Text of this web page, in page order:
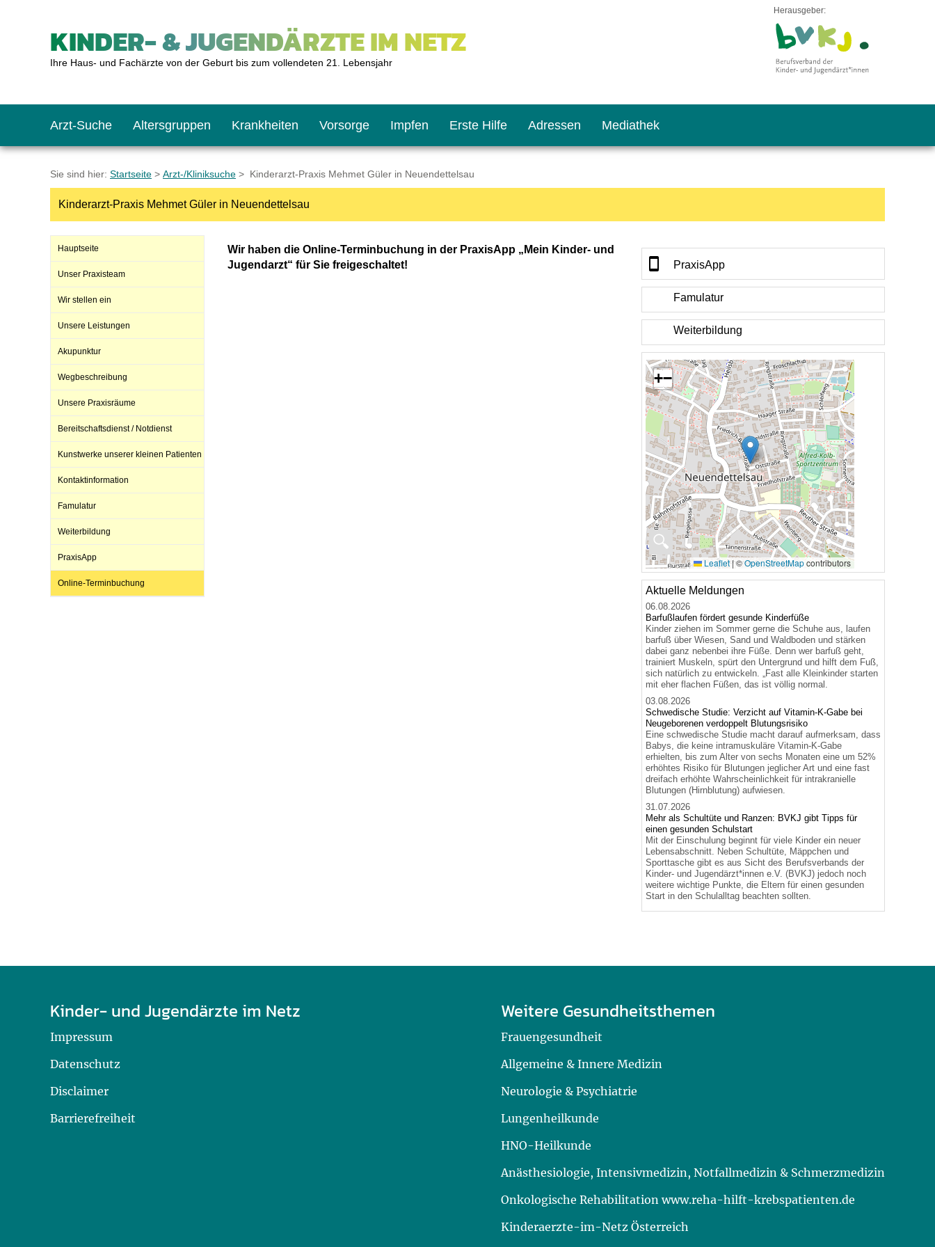
KINDER- & JUGENDÄRZTE IM NETZ
Ihre Haus- und Fachärzte von der Geburt bis zum vollendeten 21. Lebensjahr
Herausgeber:
Arzt-Suche Altersgruppen
Das erste Jahr
Schulkinder
Krankheiten Vorsorge
Baby: U1 bis U6
Schulkind: U10 bis U11
Impfen
Impfkalender
Was muss man beachten?
Erste Hilfe
Notrufnummern
Hausapotheke
Adressen
Notdienste
Gesundheitsämter
Mediathek
BMI-Rechner
Blutdruckrechner
Sie sind hier: Startseite > Arzt-/Kliniksuche > Kinderarzt-Praxis Mehmet Güler in Neuendettelsau
Kinderarzt-Praxis Mehmet Güler in Neuendettelsau
Hauptseite
Unser Praxisteam
Wir stellen ein
Unsere Leistungen
Akupunktur
Wegbeschreibung
Unsere Praxisräume
Bereitschaftsdienst / Notdienst
Kunstwerke unserer kleinen Patienten
Kontaktinformation
Famulatur
Weiterbildung
PraxisApp
Online-Terminbuchung
Wir haben die Online-Terminbuchung in der PraxisApp „Mein Kinder- und
Jugendarzt“ für Sie freigeschaltet!
PraxisApp
Famulatur
Weiterbildung
🔍
+−
Leaflet|©OpenStreetMapcontributors
Aktuelle Meldungen
06.08.2026
Barfußlaufen fördert gesunde Kinderfüße
Kinder ziehen im Sommer gerne die Schuhe aus, laufen
barfuß über Wiesen, Sand und Waldboden und stärken
dabei ganz nebenbei ihre Füße. Denn wer barfuß geht,
trainiert Muskeln, spürt den Untergrund und hilft dem Fuß,
sich natürlich zu entwickeln. „Fast alle Kleinkinder starten
mit eher flachen Füßen, das ist völlig normal.
03.08.2026
Schwedische Studie: Verzicht auf Vitamin-K-Gabe bei
Neugeborenen verdoppelt Blutungsrisiko
Eine schwedische Studie macht darauf aufmerksam, dass
Babys, die keine intramuskuläre Vitamin-K-Gabe
erhielten, bis zum Alter von sechs Monaten eine um 52%
erhöhtes Risiko für Blutungen jeglicher Art und eine fast
dreifach erhöhte Wahrscheinlichkeit für intrakranielle
Blutungen (Hirnblutung) aufwiesen.
31.07.2026
Mehr als Schultüte und Ranzen: BVKJ gibt Tipps für
einen gesunden Schulstart
Mit der Einschulung beginnt für viele Kinder ein neuer
Lebensabschnitt. Neben Schultüte, Mäppchen und
Sporttasche gibt es aus Sicht des Berufsverbands der
Kinder- und Jugendärzt*innen e.V. (BVKJ) jedoch noch
weitere wichtige Punkte, die Eltern für einen gesunden
Start in den Schulalltag beachten sollten.
Kinder- und Jugendärzte im Netz
Impressum
Datenschutz
Disclaimer
Barrierefreiheit
Weitere Gesundheitsthemen
Frauengesundheit
Allgemeine & Innere Medizin
Neurologie & Psychiatrie
Lungenheilkunde
HNO-Heilkunde
Anästhesiologie, Intensivmedizin, Notfallmedizin & Schmerzmedizin
Onkologische Rehabilitation www.reha-hilft-krebspatienten.de
Kinderaerzte-im-Netz Österreich